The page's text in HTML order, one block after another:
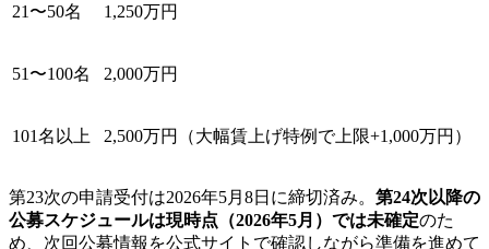
21〜50名 1,250万円
51〜100名 2,000万円
101名以上 2,500万円（大幅賃上げ特例で上限+1,000万円）
第23次の申請受付は2026年5月8日に締切済み。 第24次以降の
公募スケジュールは現時点（2026年5月）では未確定のた
め、次回公募情報を公式サイトで確認しながら準備を進めて